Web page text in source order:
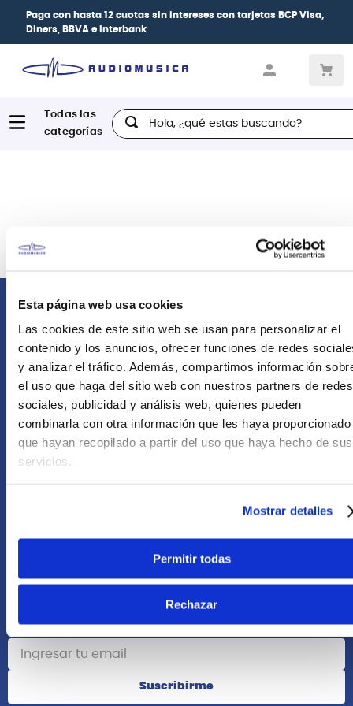
Esta página web usa cookies
Las cookies de este sitio web se usan para personalizar el
contenido y los anuncios, ofrecer funciones de redes
y analizar el tráfico. Además, compartimos información
el uso que haga del sitio web con nuestros partners de redes
sociales, publicidad y análisis web, quienes pueden
combinarla con otra información que les haya proporcionado
que hayan recopilado a partir del uso que haya hecho de sus
servicios.
Mostrar detalles
Permitir todas
Rechazar
Paga con hasta 12 cuotas sin intereses con tarjetas BCP Visa,
Diners, BBVA e Interbank
Hola, ¿qué estas buscando?
Atención Postventa
+51 958418476
+51 977624112
Acerca de Nosotros
Suscribete
Suscribirme